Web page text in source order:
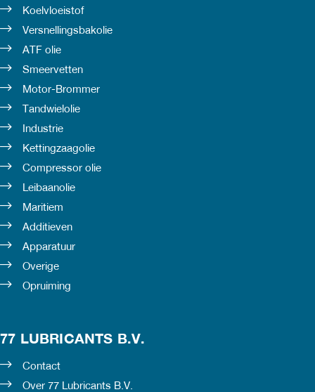
Koelvloeistof
Versnellingsbakolie
ATF olie
Smeervetten
Motor-Brommer
Tandwielolie
Industrie
Kettingzaagolie
Compressor olie
Leibaanolie
Maritiem
Additieven
Apparatuur
Overige
Opruiming
77 LUBRICANTS B.V.
Contact
Over 77 Lubricants B.V.